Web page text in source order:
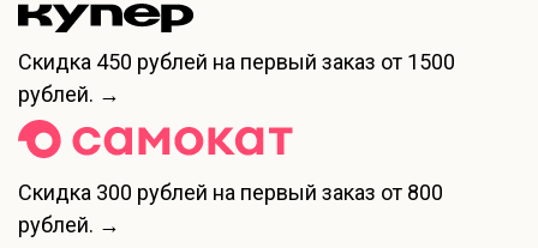
Скидка 450 рублей на первый заказ от 1500
рублей. →
Скидка 300 рублей на первый заказ от 800
рублей. →